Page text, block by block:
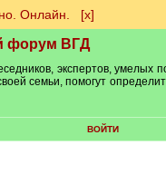
Онлайн. [х]
форум ВГД
экспертов, умелых
семьи, помогут
ВОЙТИ